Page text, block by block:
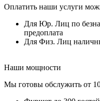
Оплатить наши услуги
Для Юр. Лиц по
предоплата
Для Физ. Лиц
Наши мощности
Мы готовы обслужить от